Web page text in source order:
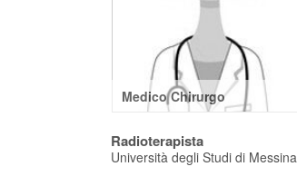
Medico Chirurgo
Radioterapista
Università degli Studi di Messina